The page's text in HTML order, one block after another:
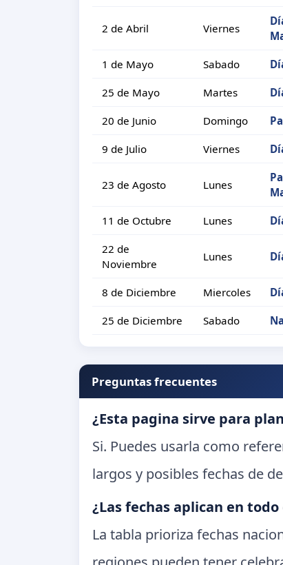
2 de Abril Viernes
1 de Mayo Sabado
25 de Mayo Martes
20 de Junio Domingo
9 de Julio Viernes
23 de Agosto Lunes
11 de Octubre Lunes
22 de
Noviembre
Lunes
8 de Diciembre Miercoles
25 de Diciembre Sabado
Preguntas frecuentes
¿Esta pagina sirve para
Si. Puedes usarla como
largos y posibles fechas de
¿Las fechas aplican en todo
La tabla prioriza fechas